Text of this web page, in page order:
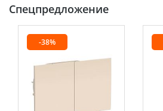
Спецпредложение
-38%